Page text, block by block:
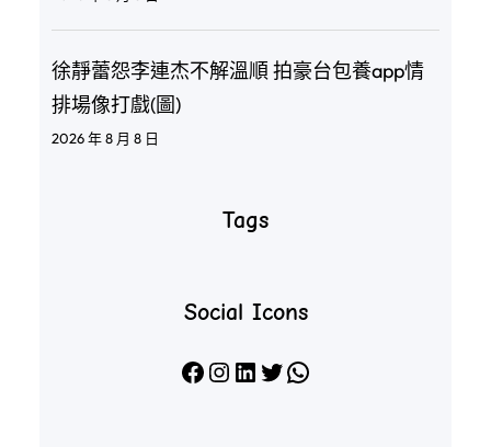
徐靜蕾怨李連杰不解溫順 拍豪台包養app情
排場像打戲(圖)
2026 年 8 月 8 日
Tags
Social Icons
Facebook Instagram LinkedIn X WhatsApp